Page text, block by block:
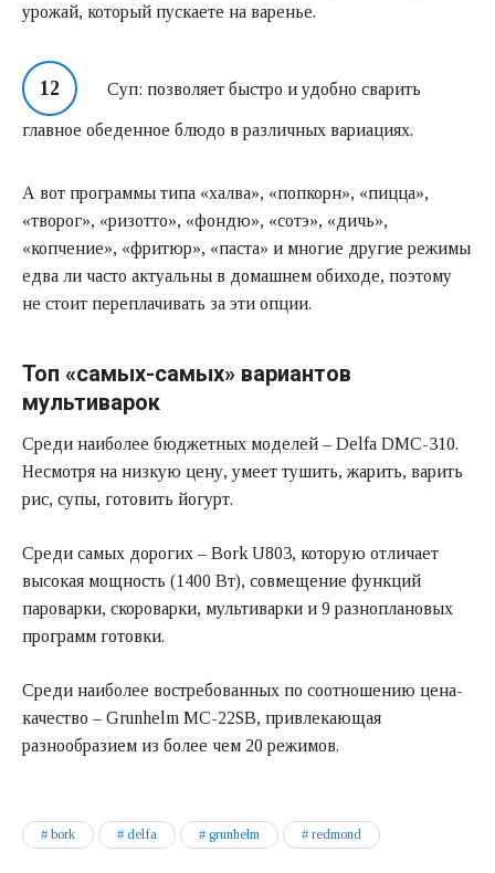
урожай, который пускаете на варенье.
Суп: позволяет быстро и удобно сварить
главное обеденное блюдо в различных вариациях.
А вот программы типа «халва», «попкорн», «пицца»,
«творог», «ризотто», «фондю», «сотэ», «дичь»,
«копчение», «фритюр», «паста» и многие другие режимы
едва ли часто актуальны в домашнем обиходе, поэтому
не стоит переплачивать за эти опции.
Топ «самых-самых» вариантов
мультиварок
Среди наиболее бюджетных моделей – Delfa DMC-310.
Несмотря на низкую цену, умеет тушить, жарить, варить
рис, супы, готовить йогурт.
Среди самых дорогих – Bork U803, которую отличает
высокая мощность (1400 Вт), совмещение функций
пароварки, скороварки, мультиварки и 9 разноплановых
программ готовки.
Среди наиболее востребованных по соотношению цена-
качество – Grunhelm MC-22SB, привлекающая
разнообразием из более чем 20 режимов.
bork delfa grunhelm redmond